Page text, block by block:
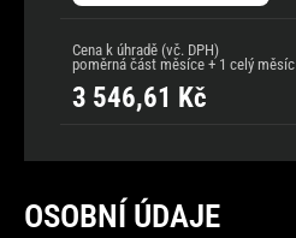
Cena k úhradě (vč. DPH)
poměrná část měsíce + 1 celý měsíc
3 546,61 Kč
OSOBNÍ ÚDAJE